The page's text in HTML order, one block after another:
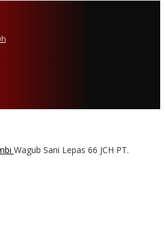
Wagub Sani Lepas 66 JCH PT.